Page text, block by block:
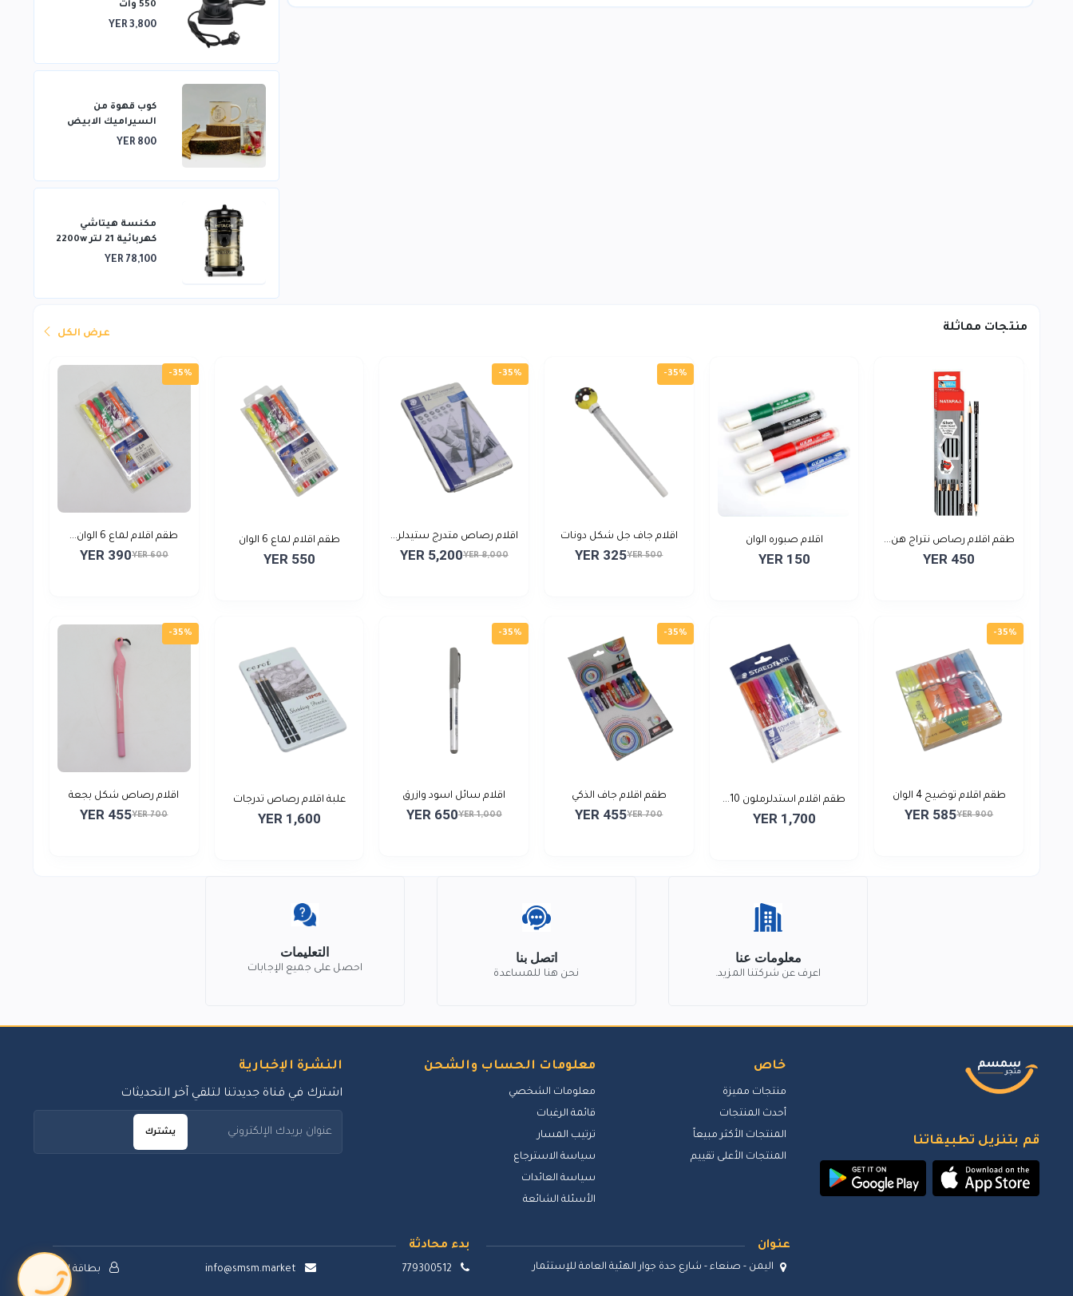
550 وات
YER 3,800
كوب قهوة من
السيراميك الابيض
YER 800
مكنسة هيتاشي
كهربائية 21 لتر 2200w
YER 78,100
منتجات مماثلة عرض الكل
طقم اقلام رصاص نتراج هن...
YER 450
اقلام صبوره الوان
YER 150
-35%
اقلام جاف جل شكل دونات
YER 500
YER 325
-35%
اقلام رصاص متدرج ستيدلر...
YER 8,000
YER 5,200
طقم اقلام لماع 6 الوان
YER 550
-35%
طقم اقلام لماع 6 الوان...
YER 600
YER 390
-35%
طقم اقلام توضيح 4 الوان
YER 900
YER 585
طقم اقلام استدلرملون 10...
YER 1,700
-35%
طقم اقلام جاف الذكي
YER 700
YER 455
-35%
اقلام سائل اسود وازرق
YER 1,000
YER 650
علبة اقلام رصاص تدرجات
YER 1,600
-35%
اقلام رصاص شكل بجعة
YER 700
YER 455
معلومات عنا
اعرف عن شركتنا المزيد.
اتصل بنا
نحن هنا للمساعدة
التعليمات
احصل على جميع الإجابات
قم بتنزيل تطبيقاتنا
خاص
منتجات مميزة
أحدث المنتجات
المنتجات الأكثر مبيعاً
المنتجات الأعلى تقييم
معلومات الحساب والشحن
معلومات الشخصي
قائمة الرغبات
ترتيب المسار
سياسة الاسترجاع
سياسة العائدات
الأسئلة الشائعة
النشرة الإخبارية
اشترك في قناة جديدتنا لتلقي آخر التحديثات
يشترك
بدء محادثة
779300512
info@smsm.market بطاقة الدعم
عنوان
اليمن - صنعاء - شارع حدة جوار الهئية العامة للإستثمار